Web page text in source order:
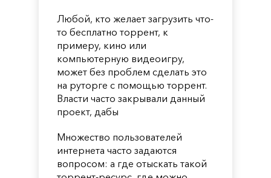
Любой, кто желает загрузить что-
то бесплатно торрент, к
примеру, кино или
компьютерную видеоигру,
может без проблем сделать это
на руторге с помощью торрент.
Власти часто закрывали данный
проект, дабы
Множество пользователей
интернета часто задаются
вопросом: а где отыскать такой